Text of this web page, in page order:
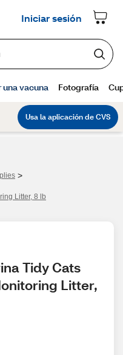
>
Litter, 8 lb
Tidy Cats
Litter,